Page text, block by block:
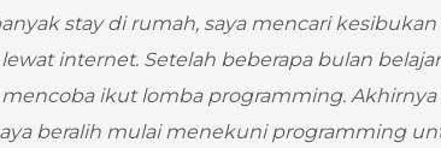
stay di rumah, saya mencari
internet. Setelah beberapa bulan
ikut lomba programming.
beralih mulai menekuni programming